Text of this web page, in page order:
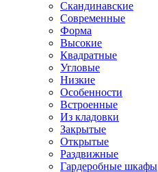
Скандинавские
Современные
Форма
Высокие
Квадратные
Угловые
Низкие
Особенности
Встроенные
Из кладовки
Закрытые
Открытые
Раздвижные
Гардеробные шкафы